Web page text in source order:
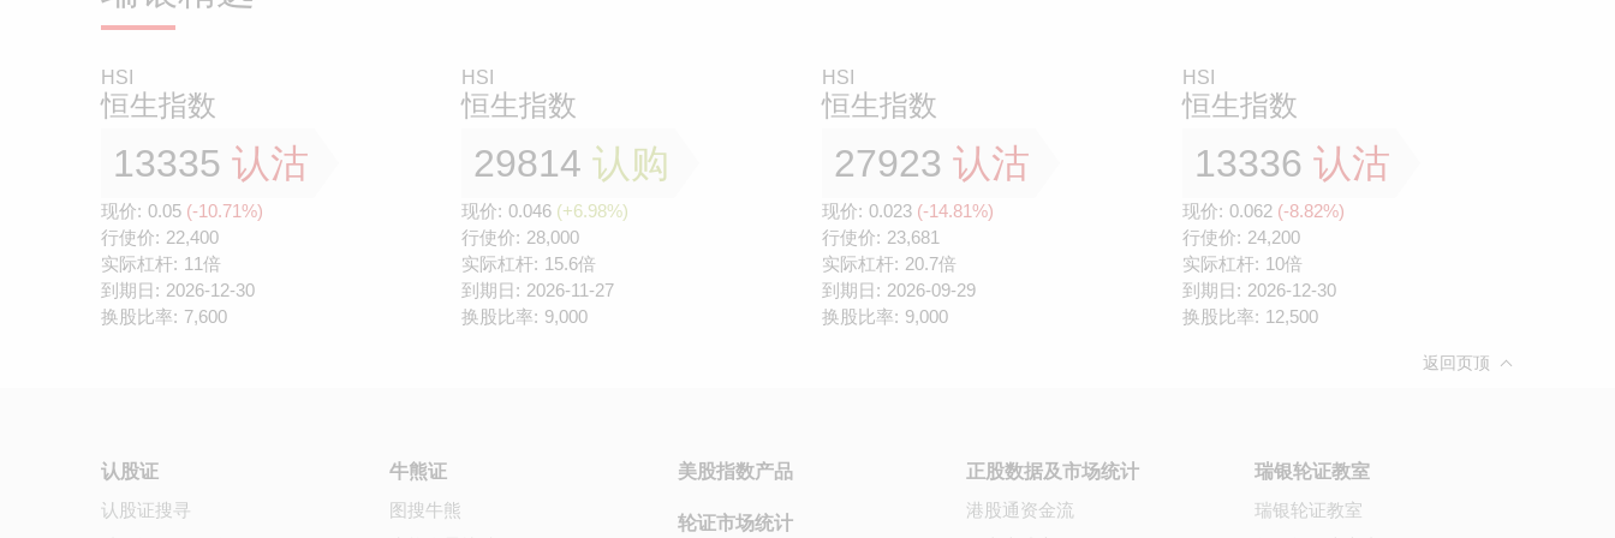
HSI
恒生指数
13335 认沽
现价: 0.05 (-10.71%)
行使价: 22,400
实际杠杆: 11倍
到期日: 2026-12-30
换股比率: 7,600
HSI
恒生指数
29814 认购
现价: 0.046 (+6.98%)
行使价: 28,000
实际杠杆: 15.6倍
到期日: 2026-11-27
换股比率: 9,000
HSI
恒生指数
27923 认沽
现价: 0.023 (-14.81%)
行使价: 23,681
实际杠杆: 20.7倍
到期日: 2026-09-29
换股比率: 9,000
HSI
恒生指数
13336 认沽
现价: 0.062 (-8.82%)
行使价: 24,200
实际杠杆: 10倍
到期日: 2026-12-30
换股比率: 12,500
返回页顶
认股证
认股证搜寻
牛熊证
图搜牛熊
美股指数产品
轮证市场统计
正股数据及市场统计
港股通资金流
瑞银轮证教室
瑞银轮证教室